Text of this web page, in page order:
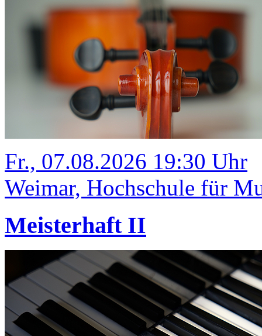
Fr., 07.08.2026 19:30 Uhr
Weimar, Hochschule für
Meisterhaft II